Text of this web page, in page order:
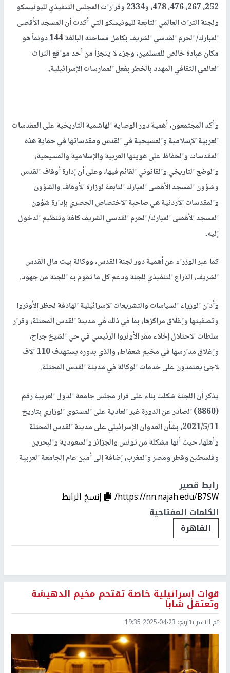
252، 267، 476، 478، و2334 وقرارات المجلس التنفيذي لليونيسكو
ولجنة التراث العالمي التابعة لليونيسكو التي أكدت أن المسجد الأقصى
المبارك/ الحرم القدسي الشريف بكامل مساحته البالغة 144 دونماً هو
مكان عبادة خالص للمسلمين، وجزء لا يتجزأ من أحد مواقع التراث
العالمي الثقافي المهدد بالخطر بفعل الممارسات الإسرائيلية.
وأكد المجتمعون، أهمية دور الوصاية الهاشمية التاريخية على المقدسات
العربية الإسلامية والمسيحية في القدس ومقدساتها في حماية هذه
المقدسات والحفاظ على هويتها العربية والإسلامية والمسيحية،
والوضع التاريخي والقانوني القائم فيها، وعلى أن إدارة أوقاف القدس
وشؤون المسجد الأقصى المبارك التابعة لوزارة الأوقاف والشؤون
والمقدسات الأردنية هي صاحبة الاختصاص الحصري بإدارة شؤون
المسجد الأقصى المبارك/ الحرم القدسي الشريف كافة وتنظيم الدخول
إليه.
كما عبر الوزراء عن أهمية دور لجنة القدس، ووكالة بيت مال القدس
الشريف، الذراع التنفيذي للجنة ودعم كل ما تقوم به اللجنة من جهود.
وأدان الوزراء السياسات والتشريعات الإسرائيلية الهادفة لحظر الأونروا
وتصفيتها وإغلاق مراكزها، بما في ذلك في مدينة القدس المحتلة، وقرار
سلطات الاحتلال إخلاء مقر الأونروا الرئيسي في حي الشيخ جراح،
وإغلاق مدارسها في مخيم شعفاط، والذي بدوره يستهدف 110 آلاف
لاجئ يعتمدون على خدمات الوكالة في مدينة القدس المحتلة.
يذكر أن اللجنة شكلت بناء على قرار مجلس جامعة الدول العربية رقم
(8860) الصادر عن الدورة غير العادية على المستوى الوزاري بتاريخ
2021/5/11، بشأن العدوان الإسرائيلي على مدينة القدس المحتلة
وأهلها، حيث أنها مشكلة من تونس والجزائر والسعودية والبحرين
وفلسطين وقطر ومصر والمغرب، إضافة إلى أمين عام الجامعة العربية
رابط قصير
https://nn.najah.edu/B7SW/
إنسخ الرابط
الكلمات المفتاحية
القاهرة
قوات إسرائيلية خاصة تقتحم مخيم الدهيشة
وتعتقل شابا
تم النشر بتاريخ: 2025-04-23 19:35